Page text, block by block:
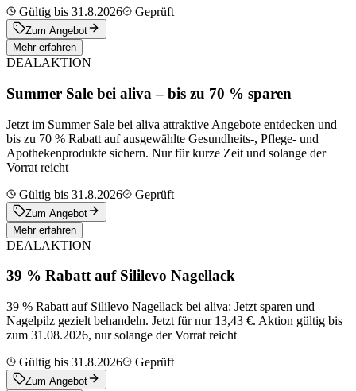
Gültig bis 31.8.2026 Geprüft
Zum Angebot
Mehr erfahren
DEALAKTION
Summer Sale bei aliva – bis zu 70 % sparen
Jetzt im Summer Sale bei aliva attraktive Angebote entdecken und
bis zu 70 % Rabatt auf ausgewählte Gesundheits-, Pflege- und
Apothekenprodukte sichern. Nur für kurze Zeit und solange der
Vorrat reicht
Gültig bis 31.8.2026
Geprüft
Zum Angebot
Mehr erfahren
DEALAKTION
39 % Rabatt auf Sililevo Nagellack
39 % Rabatt auf Sililevo Nagellack bei aliva: Jetzt sparen und
Nagelpilz gezielt behandeln. Jetzt für nur 13,43 €. Aktion gültig bis
zum 31.08.2026, nur solange der Vorrat reicht
Gültig bis 31.8.2026
Geprüft
Zum Angebot